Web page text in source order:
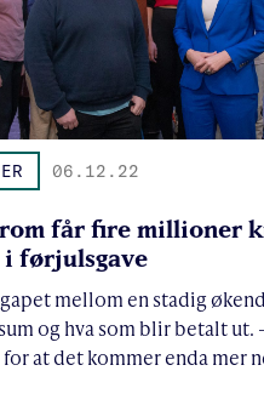
06.12.22
får fire millioner
førjulsgave
mellom en stadig
og hva som blir betalt ut.
at det kommer enda mer